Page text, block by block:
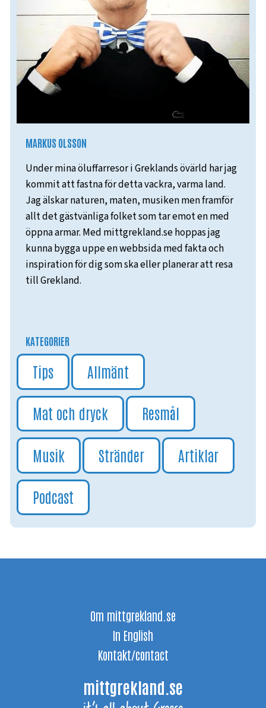
MARKUS OLSSON
Under mina öluffarresor i Greklands övärld har jag
kommit att fastna för detta vackra, varma land.
Jag älskar naturen, maten, musiken men framför
allt det gästvänliga folket som tar emot en med
öppna armar. Med mittgrekland.se hoppas jag
kunna bygga uppe en webbsida med fakta och
inspiration för dig som ska eller planerar att resa
till Grekland.
KATEGORIER
Tips Allmänt
Mat och dryck Resmål
Musik Stränder Artiklar
Podcast
Om mittgrekland.se
In English
Kontakt/contact
mittgrekland.se